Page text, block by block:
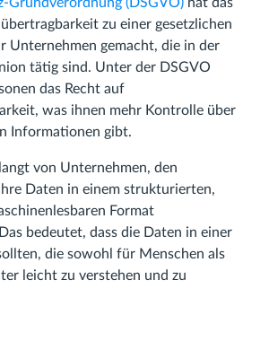
zu einer gesetzlichen
Unternehmen gemacht, die in der
tätig sind. Unter der DSGVO
das Recht auf
was ihnen mehr Kontrolle über
Informationen gibt.
von Unternehmen, den
Daten in einem strukturierten,
Format
bedeutet, dass die Daten in einer
die sowohl für Menschen als
leicht zu verstehen und zu